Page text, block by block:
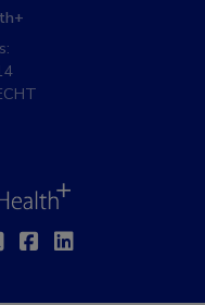
BSL
TwitterFacebook
Linkedin